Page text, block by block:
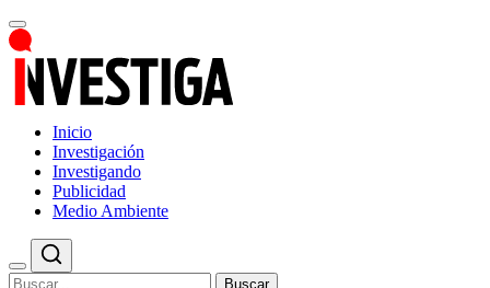
Inicio
Investigación
Investigando
Publicidad
Medio Ambiente
Buscar